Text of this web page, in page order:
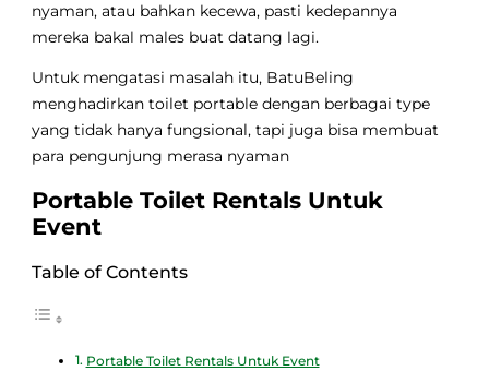
nyaman, atau bahkan kecewa, pasti kedepannya
mereka bakal males buat datang lagi.
Untuk mengatasi masalah itu, BatuBeling
menghadirkan toilet portable dengan berbagai type
yang tidak hanya fungsional, tapi juga bisa membuat
para pengunjung merasa nyaman
Portable Toilet Rentals Untuk
Event
Table of Contents
Portable Toilet Rentals Untuk Event